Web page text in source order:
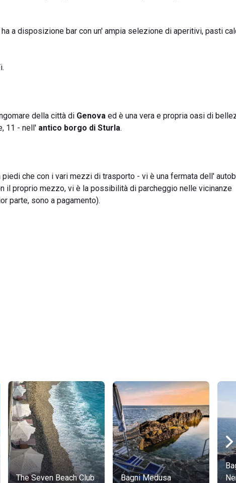
ha a disposizione bar con un' ampia selezione di aperitivi, pasti
della città di Genova ed è una vera e propria oasi di
11 - nell' antico borgo di Sturla.
che con i vari mezzi di trasporto - vi è una fermata dell'
il proprio mezzo, vi è la possibilità di parcheggio nelle vicinanze
parte, sono a pagamento).
The Seven Beach Club Bagni Medusa